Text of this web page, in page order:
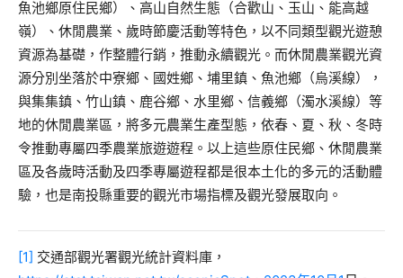
魚池鄉原住民鄉）、高山自然生態（合歡山、玉山、能高越
嶺）、休閒農業、歲時節慶活動等特色，以不同類型觀光遊憩
資源為基礎，作整體行銷，推動永續觀光。而休閒農業觀光資
源分別坐落於中寮鄉、國姓鄉、埔里鎮、魚池鄉（烏溪線），
與集集鎮、竹山鎮、鹿谷鄉、水里鄉、信義鄉（濁水溪線）等
地的休閒農業區，將多元農業生產型態，依春、夏、秋、冬時
令推動專屬四季農業旅遊遊程。以上這些原住民鄉、休閒農業
區及各歲時活動及四季專屬遊程都是很本土化的多元的活動體
驗，也是南投縣重要的觀光市場指標及觀光發展取向。
[1] 交通部觀光署觀光統計資料庫，